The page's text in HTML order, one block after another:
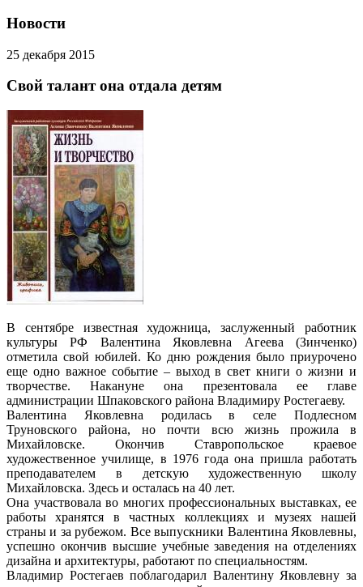
Новости
25 декабря 2015
Свой талант она отдала детям
В сентябре известная художница, заслуженный работник
культуры РФ Валентина Яковлевна Агеева (Зинченко)
отметила свой юбилей. Ко дню рождения было приурочено
еще одно важное событие – выход в свет книги о жизни и
творчестве. Накануне она презентовала ее главе
администрации Шпаковского района Владимиру Ростегаеву.
Валентина Яковлевна родилась в селе Подлесном
Труновского района, но почти всю жизнь прожила в
Михайловске. Окончив Ставропольское краевое
художественное училище, в 1976 года она пришла работать
преподавателем в детскую художественную школу
Михайловска. Здесь и осталась на 40 лет.
Она участвовала во многих профессиональных выставках, ее
работы хранятся в частных коллекциях и музеях нашей
страны и за рубежом. Все выпускники Валентина Яковлевны,
успешно окончив высшие учебные заведения на отделениях
дизайна и архитектуры, работают по специальностям.
Владимир Ростегаев поблагодарил Валентину Яковлевну за